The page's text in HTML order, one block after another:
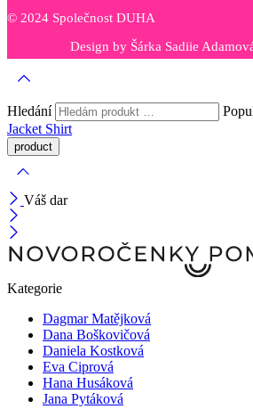
© 2024 Společnost DUHA
Design by Šárka Sadiie
Hledání
Jacket Shirt
Váš dar
Kategorie
Dagmar Matějková
Dana Boškovičová
Daniela Kostková
Eva Ciprová
Hana Husáková
Jana Pytáková